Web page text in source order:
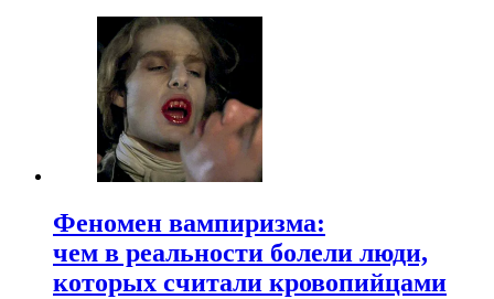
Феномен вампиризма:
чем в реальности болели люди,
которых считали кровопийцами